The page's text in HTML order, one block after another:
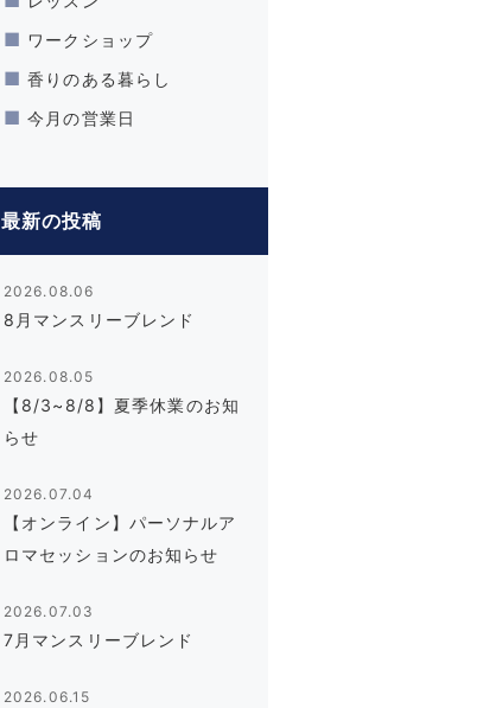
ワークショップ
香りのある暮らし
今月の営業日
最新の投稿
2026.08.06
8月マンスリーブレンド
2026.08.05
【8/3~8/8】夏季休業のお知
らせ
2026.07.04
【オンライン】パーソナルア
ロマセッションのお知らせ
2026.07.03
7月マンスリーブレンド
2026.06.15